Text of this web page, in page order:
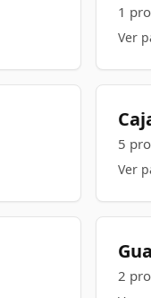
1
Ver
5
Ver
2